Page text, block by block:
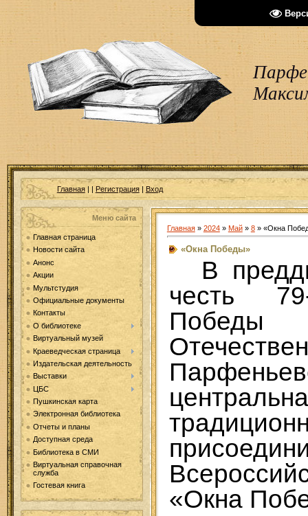
Главная| | Регистрация| Вход
Меню сайта
Главная страница
Новости сайта
Анонс
Акции
Мультстудия
Официальные документы
Контакты
О библиотеке
Виртуальный музей
Краеведческая страница
Издательская деятельность
Выставки
ЦБС
Пушкинская карта
Электронная библиотека
Отчеты и планы
Доступная среда
Библиотека в СМИ
Виртуальная справочная
служба
Гостевая книга
Главная» 2024 » Май » 8» «Окна
«Окна Победы»
В
честь
«Окна